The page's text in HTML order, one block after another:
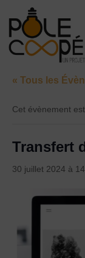
« Tous les
Cet évènement est
Transfert
30 juillet 2024 à